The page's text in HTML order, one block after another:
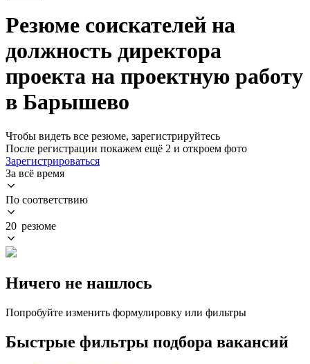
Резюме соискателей на
должность директора
проекта на проектную работу
в Барышево
Чтобы видеть все резюме, зарегистрируйтесь
После регистрации покажем ещё 2 и откроем фото
Зарегистрироваться
За всё время
По соответствию
20 резюме
Ничего не нашлось
Попробуйте изменить формулировку или фильтры
Быстрые фильтры подбора вакансий